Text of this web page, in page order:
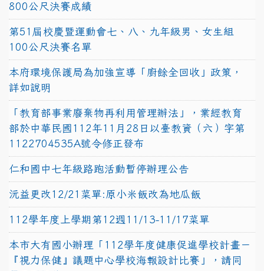
800公尺決賽成績
第51屆校慶暨運動會七、八、九年級男、女生組
100公尺決賽名單
本府環境保護局為加強宣導「廚餘全回收」政策，
詳如說明
「教育部事業廢棄物再利用管理辦法」，業經教育
部於中華民國112年11月28日以臺教資（六）字第
1122704535A號令修正發布
仁和國中七年級路跑活動暫停辦理公告
沅益更改12/21菜單:原小米飯改為地瓜飯
112學年度上學期第12週11/13-11/17菜單
本市大有國小辦理「112學年度健康促進學校計畫－
『視力保健』議題中心學校海報設計比賽」，請同